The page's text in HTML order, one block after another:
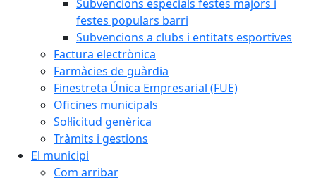
Subvencions especials festes majors i
festes populars barri
Subvencions a clubs i entitats esportives
Factura electrònica
Farmàcies de guàrdia
Finestreta Única Empresarial (FUE)
Oficines municipals
Sol·licitud genèrica
Tràmits i gestions
El municipi
Com arribar